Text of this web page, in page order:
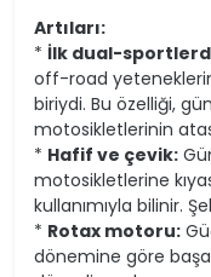
Artıları:
* İlk dual-
off-road
biriydi. Bu özelliği,
motosikletlerinin
* Hafif ve çevik:
motosikletlerine
kullanımıyla bilinir.
* Rotax motoru:
dönemine göre